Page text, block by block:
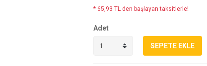
* 65,93 TL den başlayan taksitlerle!
Adet
SEPETE EKLE